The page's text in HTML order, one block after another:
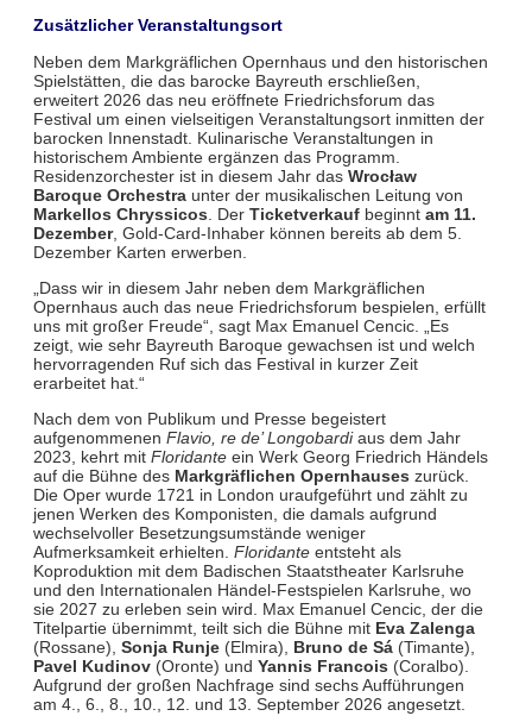
Zusätzlicher Veranstaltungsort
Neben dem Markgräflichen Opernhaus und den historischen
Spielstätten, die das barocke Bayreuth erschließen,
erweitert 2026 das neu eröffnete Friedrichsforum das
Festival um einen vielseitigen Veranstaltungsort inmitten der
barocken Innenstadt. Kulinarische Veranstaltungen in
historischem Ambiente ergänzen das Programm.
Residenzorchester ist in diesem Jahr das Wrocław
Baroque Orchestraunter der musikalischen Leitung von
Markellos Chryssicos . Der Ticketverkaufbeginnt am 11.
Dezember, Gold-Card-Inhaber können bereits ab dem 5.
Dezember Karten erwerben.
„Dass wir in diesem Jahr neben dem Markgräflichen
Opernhaus auch das neue Friedrichsforum bespielen, erfüllt
uns mit großer Freude“, sagt Max Emanuel Cencic. „Es
zeigt, wie sehr Bayreuth Baroque gewachsen ist und welch
hervorragenden Ruf sich das Festival in kurzer Zeit
erarbeitet hat.“
Nach dem von Publikum und Presse begeistert
aufgenommenen Flavio, re de’ Longobardiaus dem Jahr
2023, kehrt mit Floridanteein Werk Georg Friedrich Händels
auf die Bühne des Markgräflichen Opernhauses zurück.
Die Oper wurde 1721 in London uraufgeführt und zählt zu
jenen Werken des Komponisten, die damals aufgrund
wechselvoller Besetzungsumstände weniger
Aufmerksamkeit erhielten. Floridanteentsteht als
Koproduktion mit dem Badischen Staatstheater Karlsruhe
und den Internationalen Händel-Festspielen Karlsruhe, wo
sie 2027 zu erleben sein wird. Max Emanuel Cencic, der die
Titelpartie übernimmt, teilt sich die Bühne mit Eva Zalenga
(Rossane), Sonja Runje(Elmira), Bruno de Sá(Timante),
Pavel Kudinov(Oronte) und Yannis Francois (Coralbo).
Aufgrund der großen Nachfrage sind sechs Aufführungen
am 4., 6., 8., 10., 12. und 13. September 2026 angesetzt.